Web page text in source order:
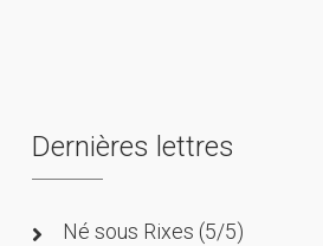
Dernières lettres
Né sous Rixes (5/5)